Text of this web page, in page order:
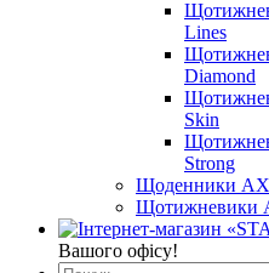
Lines
Diamond
Skin
Strong
Щоденники
Щотижневики
Вашого офісу!